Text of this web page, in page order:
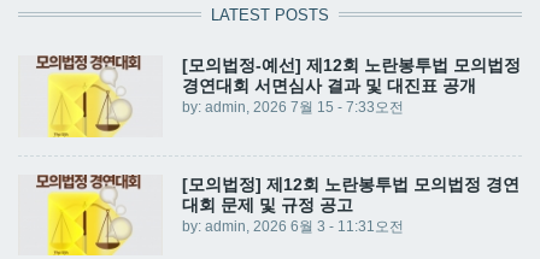
LATEST POSTS
[모의법정-예선] 제12회 노란봉투법 모의법정
경연대회 서면심사 결과 및 대진표 공개
by: admin, 2026 7월 15 - 7:33오전
[모의법정] 제12회 노란봉투법 모의법정 경연
대회 문제 및 규정 공고
by: admin, 2026 6월 3 - 11:31오전